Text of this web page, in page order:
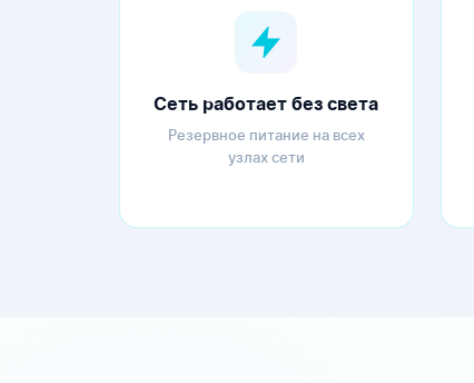
Сеть работает без света
Резервное питание на всех
узлах сети